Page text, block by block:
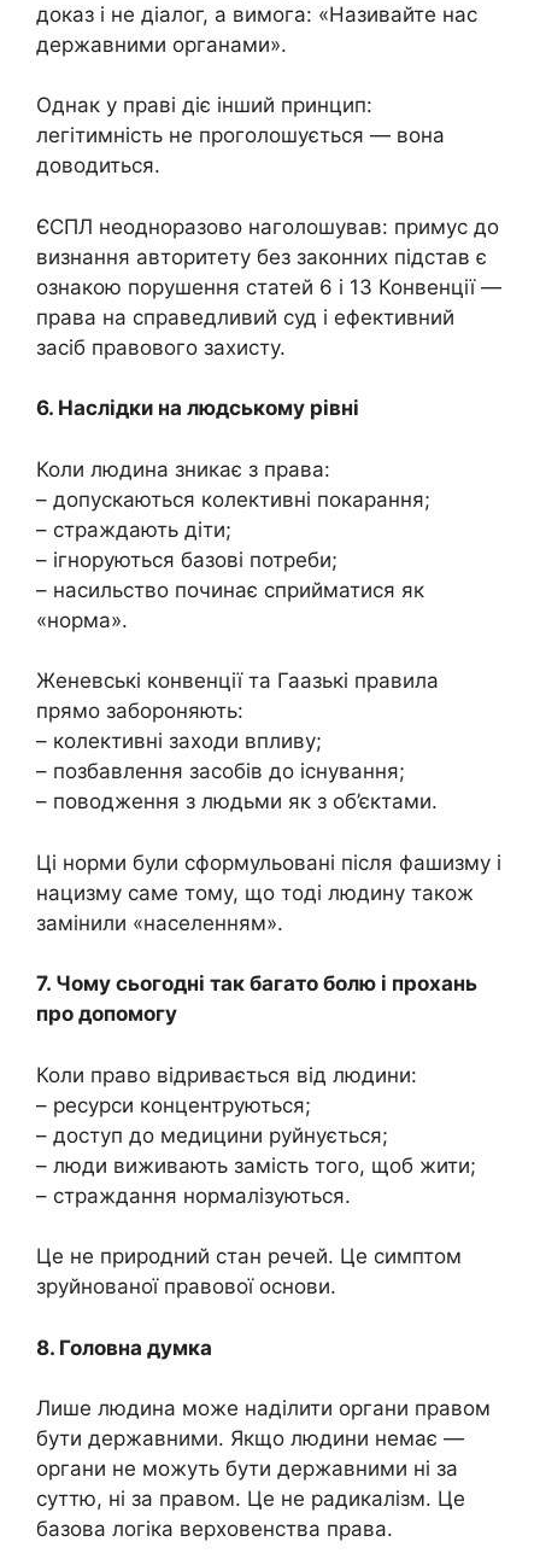
доказ і не діалог, а вимога: «Називайте нас
державними органами».
Однак у праві діє інший принцип:
легітимність не проголошується — вона
доводиться.
ЄСПЛ неодноразово наголошував: примус до
визнання авторитету без законних підстав є
ознакою порушення статей 6 і 13 Конвенції —
права на справедливий суд і ефективний
засіб правового захисту.
6. Наслідки на людському рівні
Коли людина зникає з права:
– допускаються колективні покарання;
– страждають діти;
– ігноруються базові потреби;
– насильство починає сприйматися як
«норма».
Женевські конвенції та Гаазькі правила
прямо забороняють:
– колективні заходи впливу;
– позбавлення засобів до існування;
– поводження з людьми як з об’єктами.
Ці норми були сформульовані після фашизму і
нацизму саме тому, що тоді людину також
замінили «населенням».
7. Чому сьогодні так багато болю і прохань
про допомогу
Коли право відривається від людини:
– ресурси концентруються;
– доступ до медицини руйнується;
– люди виживають замість того, щоб жити;
– страждання нормалізуються.
Це не природний стан речей. Це симптом
зруйнованої правової основи.
8. Головна думка
Лише людина може наділити органи правом
бути державними. Якщо людини немає —
органи не можуть бути державними ні за
суттю, ні за правом. Це не радикалізм. Це
базова логіка верховенства права.